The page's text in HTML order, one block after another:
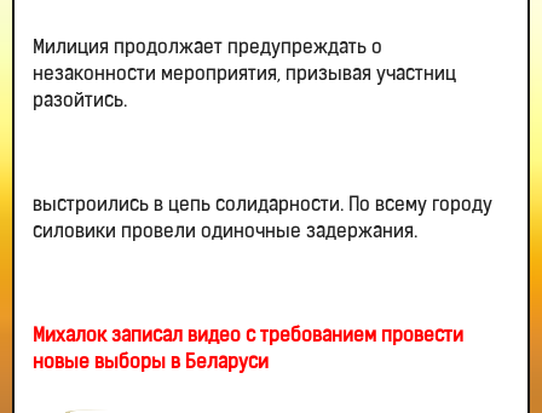
Милиция продолжает предупреждать о
незаконности мероприятия, призывая участниц
разойтись.
выстроились в цепь солидарности. По всему городу
силовики провели одиночные задержания.
Михалок записал видео с требованием провести
новые выборы в Беларуси